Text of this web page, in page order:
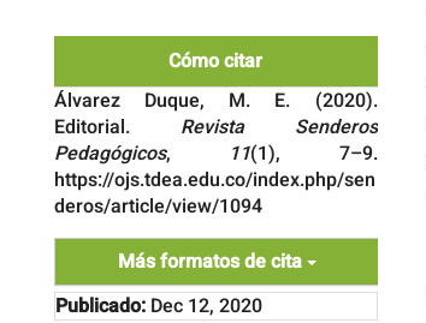
Cómo citar
Álvarez Duque, M. E. (2020).
Editorial. Revista Senderos
Pedagógicos, 11(1), 7–9.
https://ojs.tdea.edu.co/index.php/sen
deros/article/view/1094
Más formatos de cita
Publicado: Dec 12, 2020